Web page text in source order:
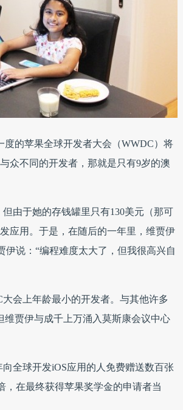
的苹果全球开发者大会（WWDC）将
众不同的开发者，那就是只有9岁的澳
由于她的存钱罐里只有130美元（那可
应用。于是，在随后的一年里，维贾伊
伊说：“编程难度太大了，但我很高兴自
会上年龄最小的开发者。与其他许多
维贾伊与成千上万涌入莫斯康会议中心
全球开发iOS应用的人免费赠送数百张
，在最终获得苹果奖学金的申请者当